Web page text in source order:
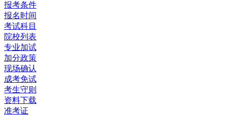
报考条件
报名时间
考试科目
院校列表
专业加试
加分政策
现场确认
成考免试
考生守则
资料下载
准考证